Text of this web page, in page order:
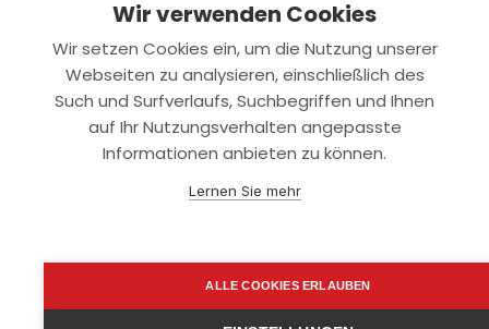
Rechtliches
Datenschutz
Wir verwenden Cookies
Wir setzen Cookies ein, um die Nutzung unserer
Webseiten zu analysieren, einschließlich des
Such und Surfverlaufs, Suchbegriffen und Ihnen
auf Ihr Nutzungsverhalten angepasste
Informationen anbieten zu können.
Lernen Sie mehr
ALLE COOKIES ERLAUBEN